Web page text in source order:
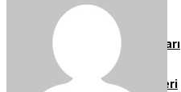
Köşe Yazıları
Video Galeri